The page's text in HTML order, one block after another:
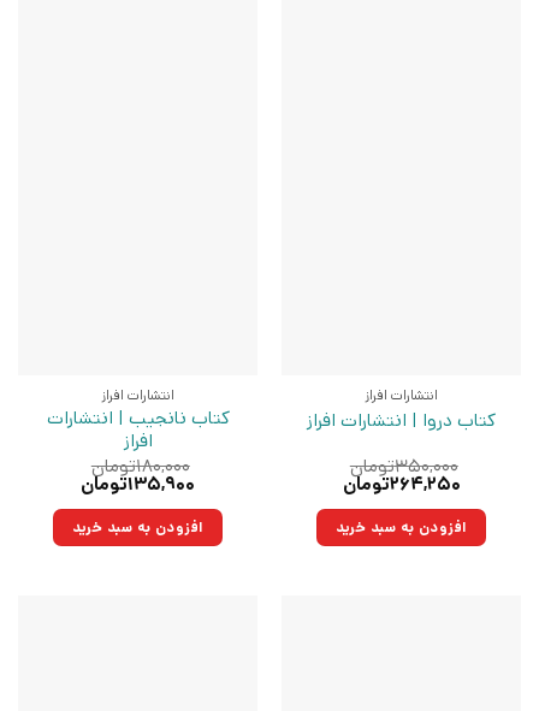
انتشارات افراز
کتاب دروا | انتشارات افراز
۳۵۰,۰۰۰تومان
قیمت
۳۵۰,۰۰۰تومان
بود.
۲۶۴,۲۵۰تومان
۲۶۴,۲۵۰تومان.افزودن به سبد خرید
انتشارات افراز
کتاب نانجیب | انتشارات
افراز
۱۸۰,۰۰۰تومان
قیمت
۱۸۰,۰۰۰تومان
بود.
۱۳۵,۹۰۰تومان
۱۳۵,۹۰۰تومان.افزودن به سبد خرید